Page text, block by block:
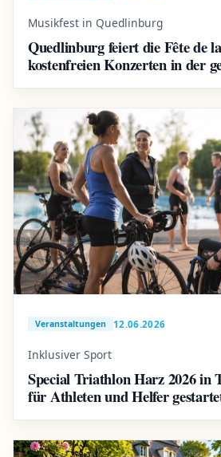
Musikfest in Quedlinburg
Quedlinburg feiert die Fête de
kostenfreien Konzerten in der
Veranstaltungen 12.06.2026
Inklusiver Sport
Special Triathlon Harz 2026 in
für Athleten und Helfer